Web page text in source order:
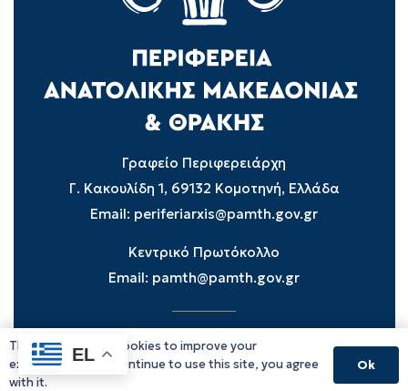
Γραφείο Περιφερειάρχη
Γ. Κακουλίδη 1, 69132 Κομοτηνή, Ελλάδα
Email: periferiarxis@pamth.gov.gr
Κεντρικό Πρωτόκολλο
Email: pamth@pamth.gov.gr
Υπηρεσίες Δράμας
Υπηρεσίες Καβάλας
EL
This website uses cookies to improve your
experience. If you continue to use this site, you agree
with it.
Ok